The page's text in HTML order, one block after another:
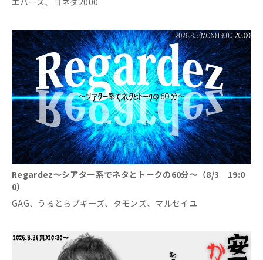
Regardez～シアター系でネタとトークの60分～（8/3 19:0
0）
GAG、うるとらブギーズ、タモンズ、マルセイユ